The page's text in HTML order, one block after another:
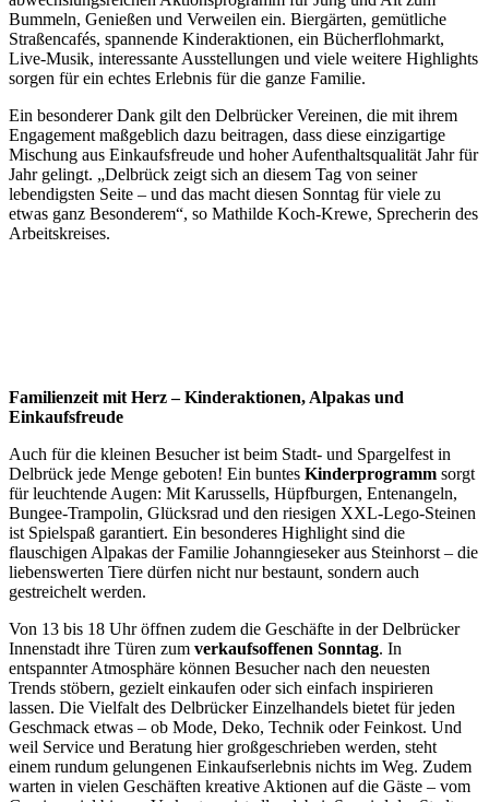
Bummeln, Genießen und Verweilen ein. Biergärten, gemütliche
Straßencafés, spannende Kinderaktionen, ein Bücherflohmarkt,
Live-Musik, interessante Ausstellungen und viele weitere Highlights
sorgen für ein echtes Erlebnis für die ganze Familie.
Ein besonderer Dank gilt den Delbrücker Vereinen, die mit ihrem
Engagement maßgeblich dazu beitragen, dass diese einzigartige
Mischung aus Einkaufsfreude und hoher Aufenthaltsqualität Jahr für
Jahr gelingt. „Delbrück zeigt sich an diesem Tag von seiner
lebendigsten Seite – und das macht diesen Sonntag für viele zu
etwas ganz Besonderem“, so Mathilde Koch-Krewe, Sprecherin des
Arbeitskreises.
Familienzeit mit Herz – Kinderaktionen, Alpakas und
Einkaufsfreude
Auch für die kleinen Besucher ist beim Stadt- und Spargelfest in
Delbrück jede Menge geboten! Ein buntes Kinderprogramm sorgt
für leuchtende Augen: Mit Karussells, Hüpfburgen, Entenangeln,
Bungee-Trampolin, Glücksrad und den riesigen XXL-Lego-Steinen
ist Spielspaß garantiert. Ein besonderes Highlight sind die
flauschigen Alpakas der Familie Johanngieseker aus Steinhorst – die
liebenswerten Tiere dürfen nicht nur bestaunt, sondern auch
gestreichelt werden.
Von 13 bis 18 Uhr öffnen zudem die Geschäfte in der Delbrücker
Innenstadt ihre Türen zum verkaufsoffenen Sonntag. In
entspannter Atmosphäre können Besucher nach den neuesten
Trends stöbern, gezielt einkaufen oder sich einfach inspirieren
lassen. Die Vielfalt des Delbrücker Einzelhandels bietet für jeden
Geschmack etwas – ob Mode, Deko, Technik oder Feinkost. Und
weil Service und Beratung hier großgeschrieben werden, steht
einem rundum gelungenen Einkaufserlebnis nichts im Weg. Zudem
warten in vielen Geschäften kreative Aktionen auf die Gäste – vom